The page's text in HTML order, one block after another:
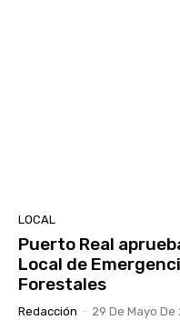
LOCAL
Puerto Real
Local de
Forestales
Redacción - 29 De Mayo De